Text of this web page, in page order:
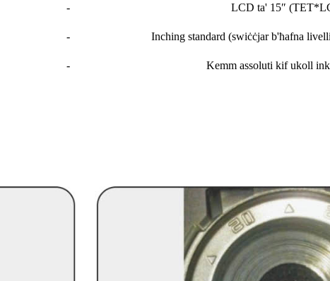
- LCD ta' 15″
- Inching standard (swiċċjar b'ħafna
- Kemm assoluti kif ukoll